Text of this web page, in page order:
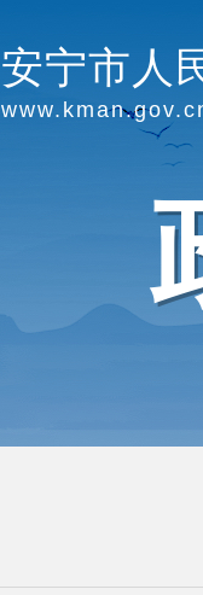
安宁市人